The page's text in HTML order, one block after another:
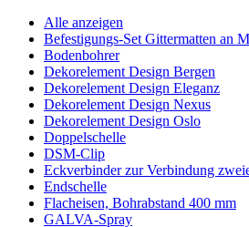
Alle anzeigen
Befestigungs-Set Gittermatten an
Bodenbohrer
Dekorelement Design Bergen
Dekorelement Design Eleganz
Dekorelement Design Nexus
Dekorelement Design Oslo
Doppelschelle
DSM-Clip
Eckverbinder zur Verbindung
Endschelle
Flacheisen, Bohrabstand 400 mm
GALVA-Spray